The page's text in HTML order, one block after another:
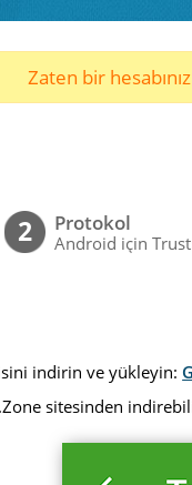
Zaten bir
2 Protokol
Android için
indirin ve yükleyin:
sitesinden